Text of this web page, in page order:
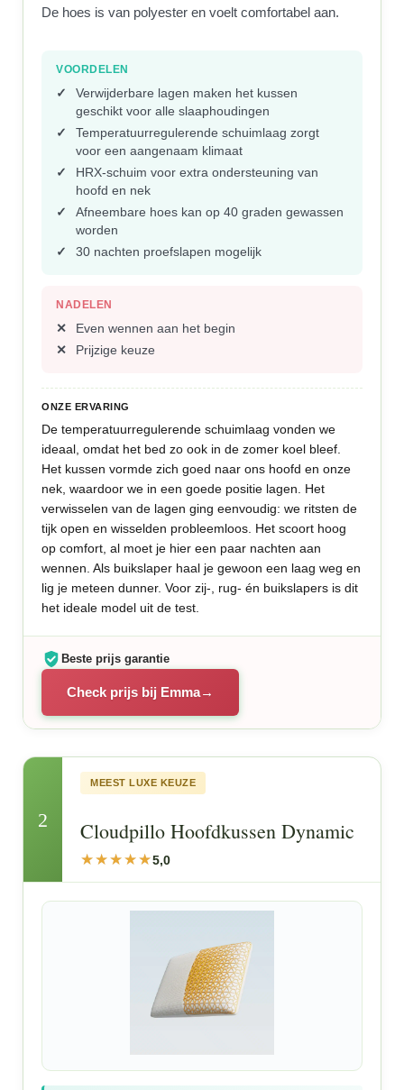
De hoes is van polyester en voelt comfortabel aan.
VOORDELEN
Verwijderbare lagen maken het kussen
geschikt voor alle slaaphoudingen
Temperatuurregulerende schuimlaag zorgt
voor een aangenaam klimaat
HRX-schuim voor extra ondersteuning van
hoofd en nek
Afneembare hoes kan op 40 graden gewassen
worden
30 nachten proefslapen mogelijk
NADELEN
Even wennen aan het begin
Prijzige keuze
ONZE ERVARING
De temperatuurregulerende schuimlaag vonden we
ideaal, omdat het bed zo ook in de zomer koel bleef.
Het kussen vormde zich goed naar ons hoofd en onze
nek, waardoor we in een goede positie lagen. Het
verwisselen van de lagen ging eenvoudig: we ritsten de
tijk open en wisselden probleemloos. Het scoort hoog
op comfort, al moet je hier een paar nachten aan
wennen. Als buikslaper haal je gewoon een laag weg en
lig je meteen dunner. Voor zij-, rug- én buikslapers is dit
het ideale model uit de test.
Beste prijs garantie
Check prijs bij Emma
2
MEEST LUXE KEUZE
Cloudpillo Hoofdkussen Dynamic
5,0